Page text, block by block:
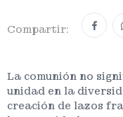
Compartir:
La comunión no
unidad en la
creación de lazos